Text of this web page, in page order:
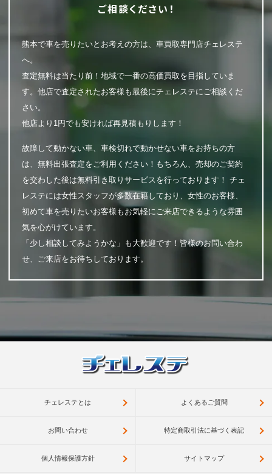
ご相談ください！
熊本で車を売りたいとお考えの方は、車買取専門店チェレステ
へ。
査定無料は当たり前！地域で一番の高価買取を目指していま
す。他店で査定されたお客様も最後にチェレステにご相談くだ
さい。
他店より1円でも安ければ再見積もりします！
故障して動かない車、車検切れで動かせない車をお持ちの方
は、無料出張査定をご利用ください！もちろん、売却のご契約
を交わした後は無料引き取りサービスを行っております！ チェ
レステには女性スタッフが多数在籍しており、女性のお客様、
初めて車を売りたいお客様もお気軽にご来店できるような雰囲
気を心がけています。
「少し相談してみようかな」も大歓迎です！皆様のお問い合わ
せ、ご来店をお待ちしております。
チェレステとは よくあるご質問
お問い合わせ 特定商取引法に基づく表記
個人情報保護方針 サイトマップ